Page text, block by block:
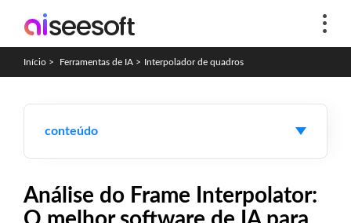
Início > Ferramentas de IA > Interpolador de quadros
conteúdo
Análise do Frame Interpolator: